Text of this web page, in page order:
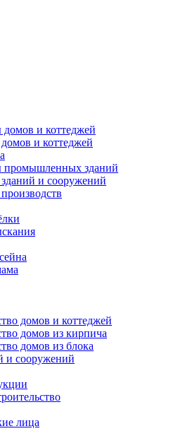
и коттеджей
и коттеджей
промышленных зданий
и сооружений
домов и коттеджей
домов из кирпича
домов из блока
и сооружений
лица